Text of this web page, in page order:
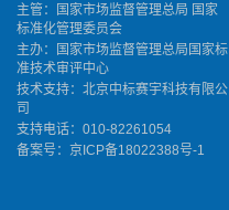
主管：国家市场监督管理总局 国家
标准化管理委员会
主办：国家市场监督管理总局国家标
准技术审评中心
技术支持：北京中标赛宇科技有限公
司
支持电话：010-82261054
备案号： 京ICP备18022388号-1